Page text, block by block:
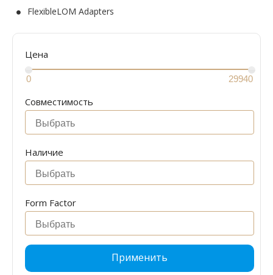
FlexibleLOM Adapters
Цена
Совместимость
Наличие
Form Factor
Применить